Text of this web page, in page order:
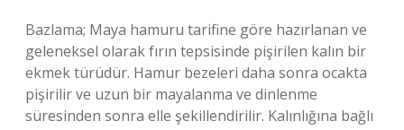
Bazlama; Maya hamuru tarifine göre hazırlanan ve
geleneksel olarak fırın tepsisinde pişirilen kalın bir
ekmek türüdür. Hamur bezeleri daha sonra ocakta
pişirilir ve uzun bir mayalanma ve dinlenme
süresinden sonra elle şekillendirilir. Kalınlığına bağlı